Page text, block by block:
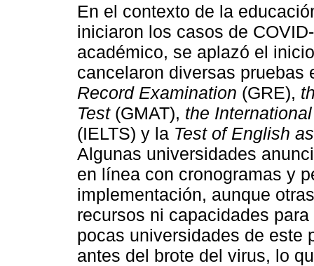
En el contexto de la
iniciaron los casos de
académico, se aplazó el
cancelaron diversas
Record Examination (GRE),
Test(GMAT), the
(IELTS) y la Test of English
Algunas universidades
en línea con cronogramas y
implementación, aunque
recursos ni capacidades
pocas universidades de este
antes del brote del virus, lo